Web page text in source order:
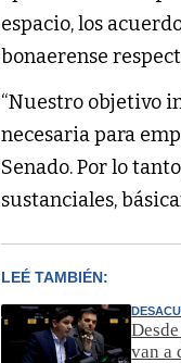
espacio, los
bonaerense
“Nuestro objetivo
necesaria para
Senado. Por lo
sustanciales,
LEÉ TAMBIÉN:
van a